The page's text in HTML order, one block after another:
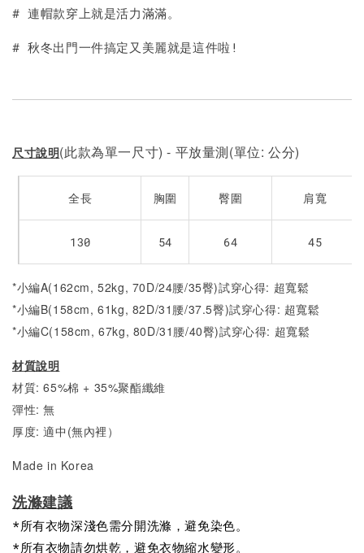
# 連帽款穿上就是活力滿滿。
# 秋冬出門一件搞定又美麗就是這件啦!
尺寸說明(此款為單一尺寸) - 平放量測(單位: 公分)
全長 胸圍 臀圍 肩寬
130 54 64 45
*小編A(162cm, 52kg, 70D/24腰/35臀)試穿心得: 超寬鬆
*小編B(158cm, 61kg, 82D/31腰/37.5臀)試穿心得: 超寬鬆
*小編C(158cm, 67kg, 80D/31腰/40臀)試穿心得: 超寬鬆
材質說明
材質: 65%棉 + 35%聚酯纖維
彈性: 無
厚度: 適中(無內裡）
Made in Korea
洗滌建議
*所有衣物深淺色需分開洗滌，避免染色。
*所有衣物請勿烘乾，避免衣物縮水變形。